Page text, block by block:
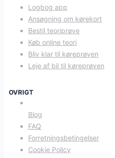
Logbog app
Ansøgning om kørekort
Bestil teoriprøve
Køb online teori
Bliv klar til køreprøven
Leje af bil til køreprøven
OVRIGT
Blog
FAQ
Forretningsbetingelser
Cookie Policy